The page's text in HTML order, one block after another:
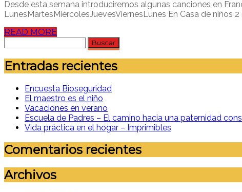
Desde esta semana introduciremos algunas canciones en
LunesMartesMiércolesJuevesViernesLunes En Casa de niños 2
READ MORE
Entradas recientes
Encuesta Bioseguridad
El maestro es el niño
Vacaciones en verano
Escuela de Padres – El camino hacia una paternidad
Vida práctica en el hogar – Imprimibles
Comentarios recientes
Archivos